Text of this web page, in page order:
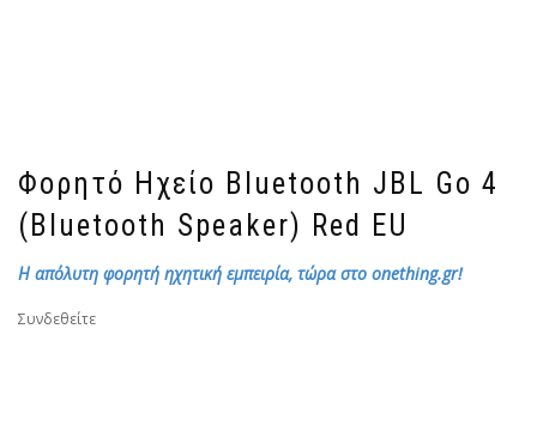
Φορητό Ηχείο Bluetooth JBL Go 4
(Bluetooth Speaker) Red EU
Η απόλυτη φορητή ηχητική εμπειρία, τώρα στο onething.gr!
Συνδεθείτε